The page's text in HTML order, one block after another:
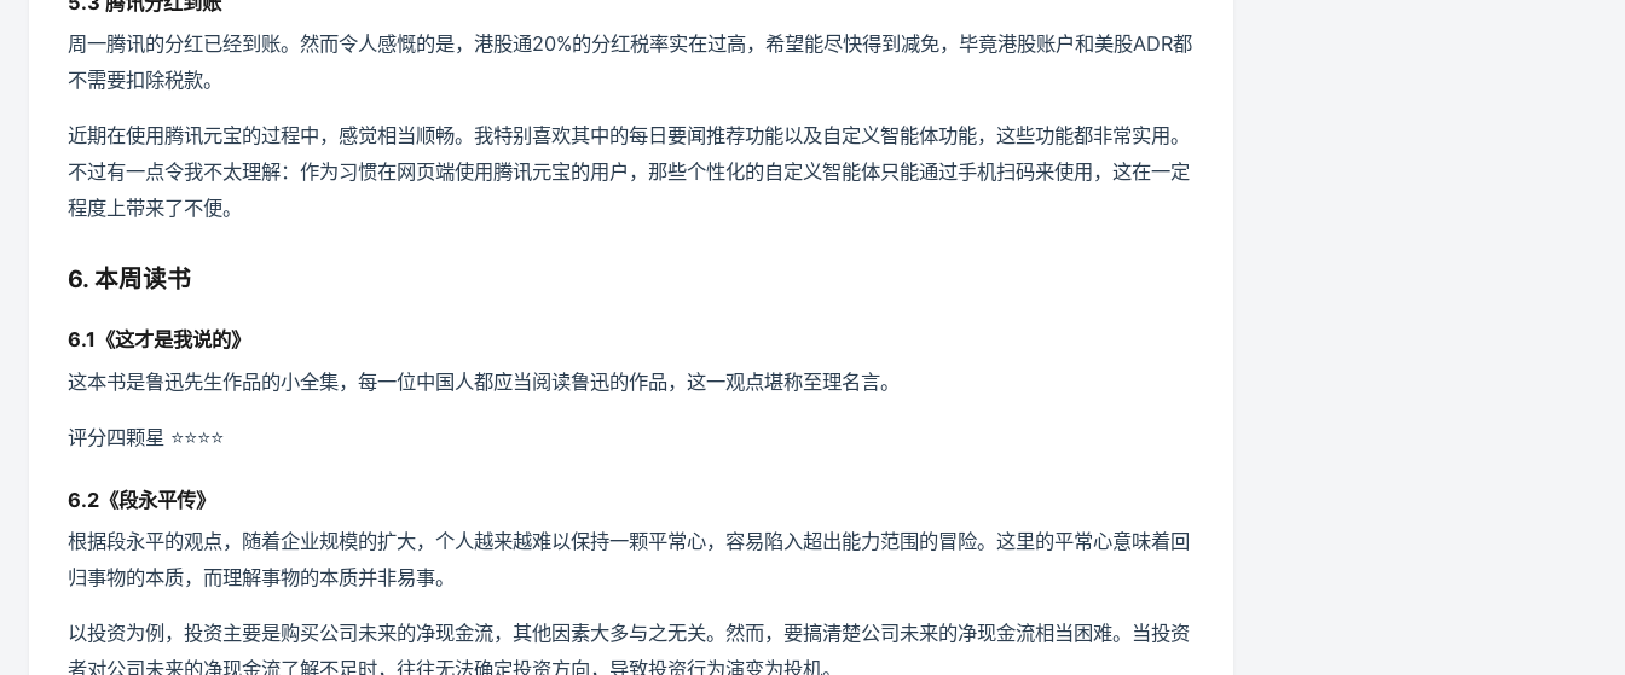
周一腾讯的分红已经到账。然而令人感慨的是，港股通20%的分红税率实在过高，希望能尽快得到减免，毕竟港股账户和美股ADR都
不需要扣除税款。
近期在使用腾讯元宝的过程中，感觉相当顺畅。我特别喜欢其中的每日要闻推荐功能以及自定义智能体功能，这些功能都非常实用。
不过有一点令我不太理解：作为习惯在网页端使用腾讯元宝的用户，那些个性化的自定义智能体只能通过手机扫码来使用，这在一定
程度上带来了不便。
6. 本周读书
6.1《这才是我说的》
这本书是鲁迅先生作品的小全集，每一位中国人都应当阅读鲁迅的作品，这一观点堪称至理名言。
评分四颗星 ⭐️⭐️⭐️⭐️
6.2《段永平传》
根据段永平的观点，随着企业规模的扩大，个人越来越难以保持一颗平常心，容易陷入超出能力范围的冒险。这里的平常心意味着回
归事物的本质，而理解事物的本质并非易事。
以投资为例，投资主要是购买公司未来的净现金流，其他因素大多与之无关。然而，要搞清楚公司未来的净现金流相当困难。当投资
者对公司未来的净现金流了解不足时，往往无法确定投资方向，导致投资行为演变为投机。